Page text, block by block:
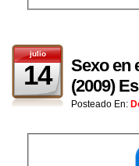
julio
14
Sexo en
(2009)
Posteado En: